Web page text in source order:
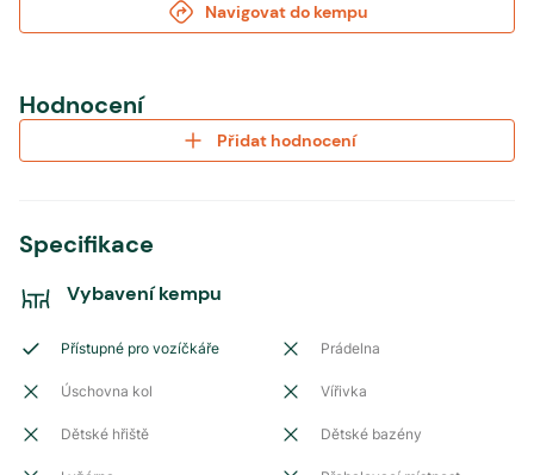
Navigovat do kempu
Hodnocení
Přidat hodnocení
Specifikace
Vybavení kempu
Přístupné pro vozíčkáře Prádelna
Úschovna kol Vířivka
Dětské hřiště Dětské bazény